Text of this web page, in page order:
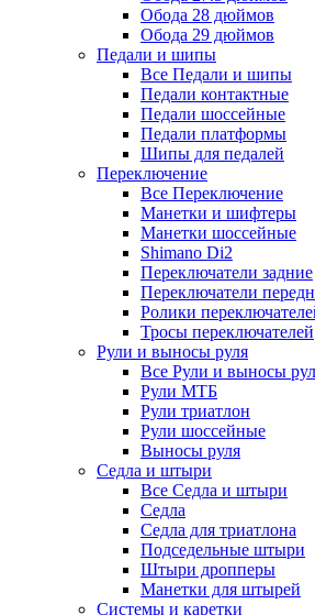
Обода 28 дюймов
Обода 29 дюймов
Педали и шипы
Все Педали и шипы
Педали контактные
Педали шоссейные
Педали платформы
Шипы для педалей
Переключение
Все Переключение
Манетки и шифтеры
Манетки шоссейные
Shimano Di2
Переключатели задние
Переключатели
Ролики
Тросы переключателей
Рули и выносы руля
Все Рули и выносы
Рули МТБ
Рули триатлон
Рули шоссейные
Выносы руля
Седла и штыри
Все Седла и штыри
Седла
Седла для триатлона
Подседельные штыри
Штыри дропперы
Манетки для штырей
Системы и каретки